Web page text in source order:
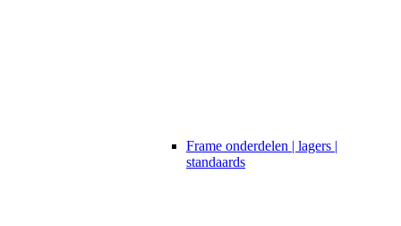
Frame onderdelen | lagers |
standaards